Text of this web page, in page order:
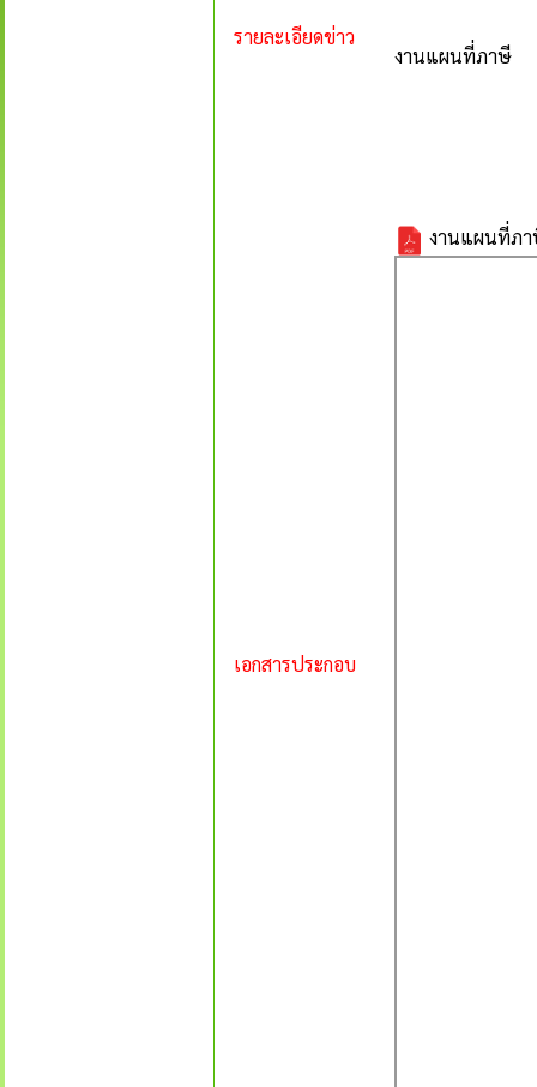
รายละเอียดข่าว
งานแผนที่ภาษี
เอกสารประกอบ
งานแผนที่ภ